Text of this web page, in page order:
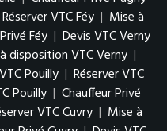
Réserver VTC Féy | Mise à
Féy | Devis VTC Verny
disposition VTC Verny |
Pouilly | Réserver VTC
Pouilly | Chauffeur Privé
VTC Cuvry | Mise à